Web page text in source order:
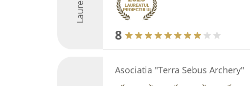
Laureați
8
Asociatia "Terra Sebus Archery"